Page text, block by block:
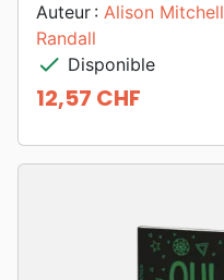
Auteur : Alison Mitchell
Randall
check Disponible
Prix
12,57 CHF